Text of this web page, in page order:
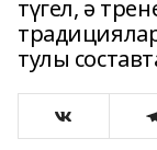
түгел, ә
тулы